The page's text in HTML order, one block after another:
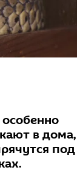
в дома,
под